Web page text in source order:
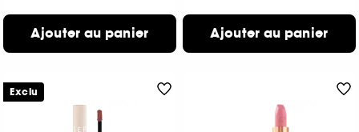
Ajouter au panier Ajouter au panier
Exclu